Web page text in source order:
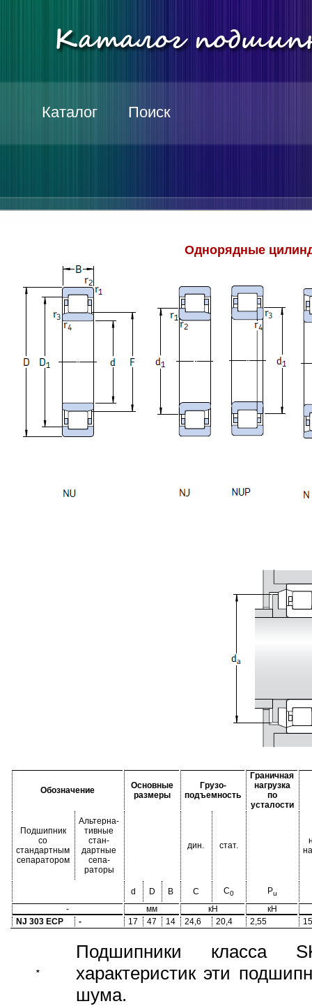
Каталог Поиск
Однорядные
Обозначение
Основные
размеры
Грузо-
подъемность
Граничная
нагрузка
по
усталости
Подшипник
со
стандартным
сепаратором
Альтерна-
тивные
стан-
дартные
сепа-
раторы
дин. стат.
d D B C C0 Pu
- мм кН
кН
NJ 303 ECP
- 17 47 14 24,6 20,4 2,55
*
Подшипники класса
характеристик эти
шума.